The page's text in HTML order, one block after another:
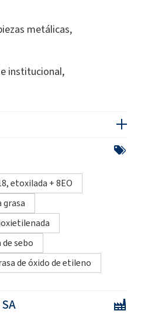
metálicas,
institucional,
etoxilada + 8EO
sebo
de óxido de etileno